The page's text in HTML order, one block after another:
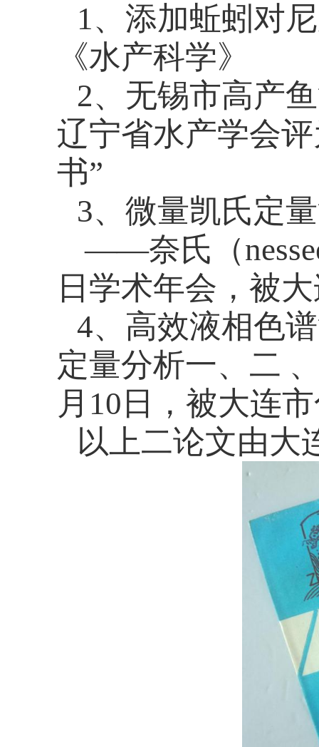
1、添加蚯蚓对
《水产科学》
2、无锡市高产
辽宁省水产学会
书”
3、微量凯氏定
——奈氏（
日学术年会，被
4、高效液相色
定量分析一、二
月 10 日，被大连
以上二论文由大